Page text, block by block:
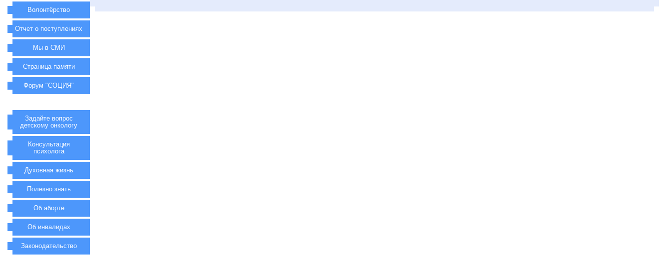
Волонтёрство
Отчет о поступлениях
Мы в СМИ
Страница памяти
Форум "СОЦИЯ"
Задайте вопрос
детскому онкологу
Консультация
психолога
Духовная жизнь
Полезно знать
Об аборте
Об инвалидах
Законодательство